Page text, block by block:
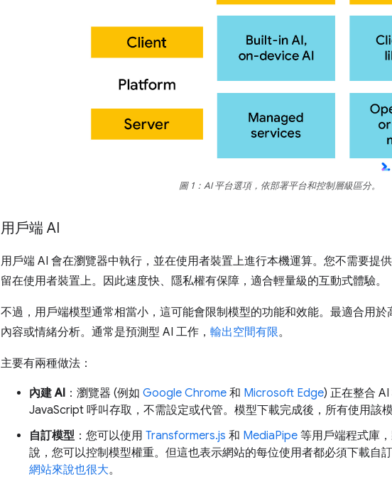
圖 1：AI 平台選項，依部署平台和控制層級區分。
用戶端 AI
用戶端 AI 會在瀏覽器中執行，並在使用者裝置上進行本機運算。您不需要提
留在使用者裝置上。因此速度快、隱私權有保障，適合輕量級的互動式體驗。
不過，用戶端模型通常相當小，這可能會限制模型的功能和效能。最適合用
內容或情緒分析。通常是預測型 AI 工作， 輸出空間有限。
主要有兩種做法：
內建 AI ：瀏覽器 (例如 Google Chrome 和 Microsoft Edge) 正在整合
JavaScript 呼叫存取，不需設定或代管。模型下載完成後，所有使用該
自訂模型 ：您可以使用 Transformers.js 和 MediaPipe 等用戶端程式庫
說，您可以控制模型權重。但這也表示網站的每位使用者都必須下載自
網站來說也很大。